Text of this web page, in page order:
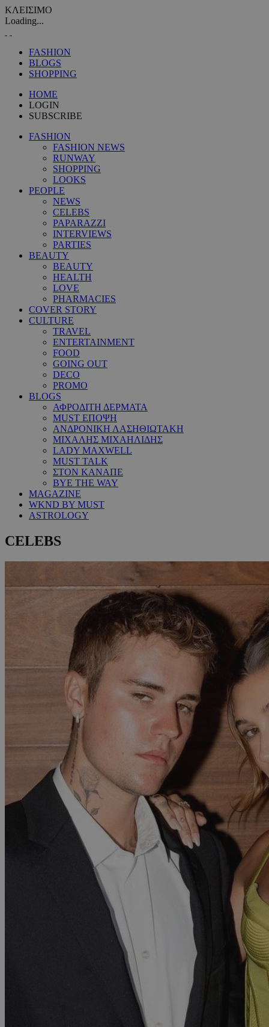
ΚΛΕΙΣΙΜΟ
Loading...
FASHION
BLOGS
SHOPPING
HOME
LOGIN
SUBSCRIBE
FASHION
FASHION NEWS
RUNWAY
SHOPPING
LOOKS
PEOPLE
NEWS
CELEBS
PAPARAZZI
INTERVIEWS
PARTIES
BEAUTY
BEAUTY
HEALTH
LOVE
PHARMACIES
COVER STORY
CULTURE
TRAVEL
ENTERTAINMENT
FOOD
GOING OUT
DECO
PROMO
BLOGS
ΑΦΡΟΔΙΤΗ ΔΕΡΜΑΤΑ
MUST ΕΠΟΨΗ
ΑΝΔΡΟΝΙΚΗ ΛΑΣΗΘΙΩΤΑΚΗ
ΜΙΧΑΛΗΣ ΜΙΧΑΗΛΙΔΗΣ
LADY MAXWELL
MUST TALK
ΣΤΟΝ ΚΑΝΑΠΕ
BYE THE WAY
MAGAZINE
WKND BY MUST
ASTROLOGY
CELEBS